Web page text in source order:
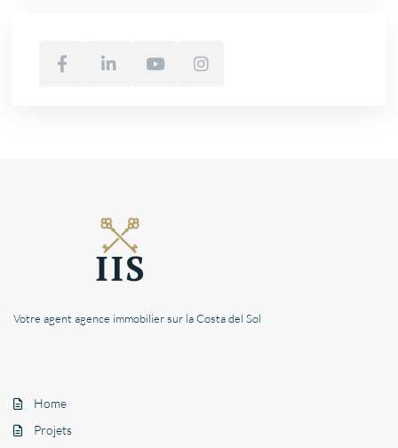
Votre agent agence immobilier sur la Costa del Sol
Home
Projets